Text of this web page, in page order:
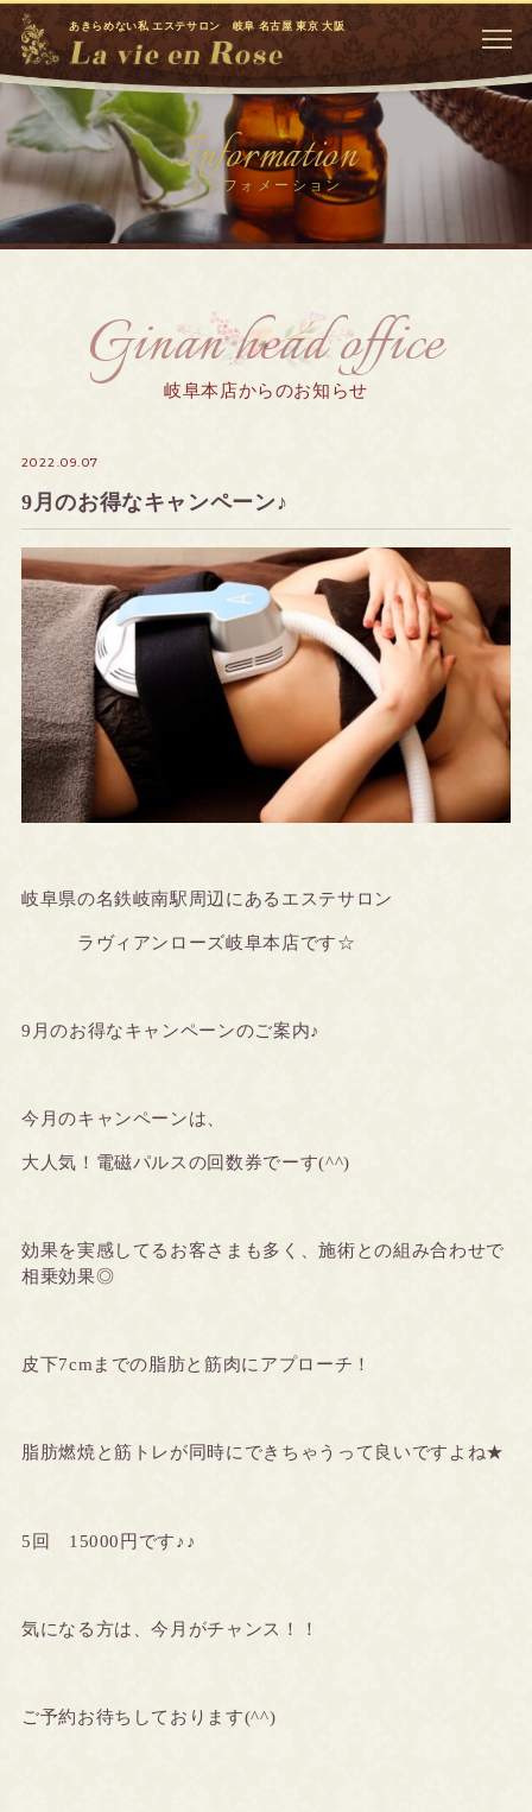
あきらめない私 エステサロン 岐阜 名古屋 東京 大阪
Information
インフォメーション
Ginan head office
岐阜本店からのお知らせ
2022.09.07
9月のお得なキャンペーン♪
岐阜県の名鉄岐南駅周辺にあるエステサロン
ラヴィアンローズ岐阜本店です☆
9月のお得なキャンペーンのご案内♪
今月のキャンペーンは、
大人気！電磁パルスの回数券でーす(^^)
効果を実感してるお客さまも多く、施術との組み合わせで
相乗効果◎
皮下7cmまでの脂肪と筋肉にアプローチ！
脂肪燃焼と筋トレが同時にできちゃうって良いですよね★
5回 15000円です♪♪
気になる方は、今月がチャンス！！
ご予約お待ちしております(^^)